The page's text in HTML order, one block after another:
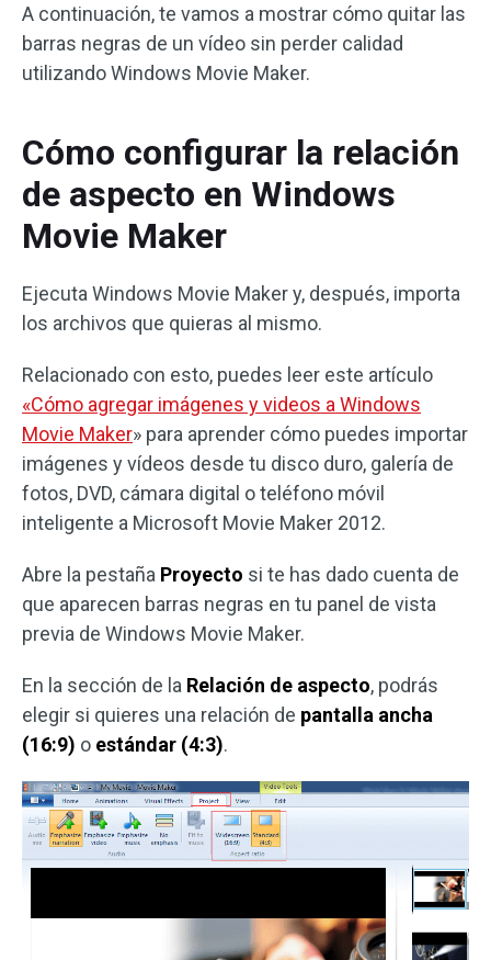
A continuación, te vamos a mostrar cómo quitar las
barras negras de un vídeo sin perder calidad
utilizando Windows Movie Maker.
Cómo configurar la relación
de aspecto en Windows
Movie Maker
Ejecuta Windows Movie Maker y, después, importa
los archivos que quieras al mismo.
Relacionado con esto, puedes leer este artículo
«Cómo agregar imágenes y videos a Windows
Movie Maker» para aprender cómo puedes importar
imágenes y vídeos desde tu disco duro, galería de
fotos, DVD, cámara digital o teléfono móvil
inteligente a Microsoft Movie Maker 2012.
Abre la pestaña Proyecto si te has dado cuenta de
que aparecen barras negras en tu panel de vista
previa de Windows Movie Maker.
En la sección de la Relación de aspecto, podrás
elegir si quieres una relación de pantalla ancha
(16:9) o estándar (4:3).